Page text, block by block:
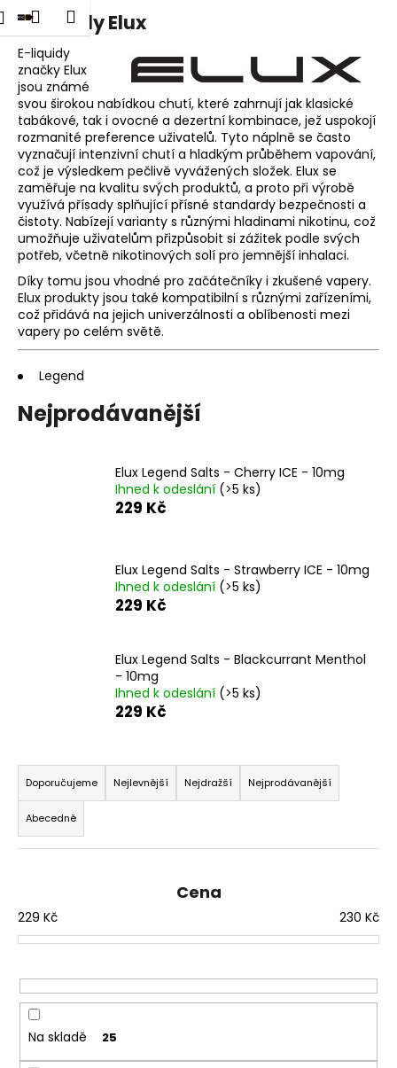
Přejít
na
obsah
Přihlášení
Nákupní
košík
Menu
E-liquidy Elux
E-liquidy
značky Elux
jsou známé
svou širokou nabídkou chutí, které zahrnují jak klasické
tabákové, tak i ovocné a dezertní kombinace, jež uspokojí
rozmanité preference uživatelů. Tyto náplně se často
vyznačují intenzivní chutí a hladkým průběhem vapování,
což je výsledkem pečlivě vyvážených složek. Elux se
zaměřuje na kvalitu svých produktů, a proto při výrobě
využívá přísady splňující přísné standardy bezpečnosti a
čistoty. Nabízejí varianty s různými hladinami nikotinu, což
umožňuje uživatelům přizpůsobit si zážitek podle svých
potřeb, včetně nikotinových solí pro jemnější inhalaci.
Díky tomu jsou vhodné pro začátečníky i zkušené vapery.
Elux produkty jsou také kompatibilní s různými zařízeními,
což přidává na jejich univerzálnosti a oblíbenosti mezi
vapery po celém světě.
Legend
Nejprodávanější
Elux Legend Salts - Cherry ICE - 10mg
Ihned k odeslání (>5 ks)
229 Kč
Elux Legend Salts - Strawberry ICE - 10mg
Ihned k odeslání (>5 ks)
229 Kč
Elux Legend Salts - Blackcurrant Menthol
- 10mg
Ihned k odeslání (>5 ks)
229 Kč
Ř
a
z
e
n
r
o
u
k
Doporučujeme Nejlevnější Nejdražší Nejprodávanější
Abecedně
Cena
229 Kč 230 Kč
Na skladě 25
K
o Zpět
Zpět
C
o
p
o
t
ř
e
b
u
j
e
t
e
a
HLEDAT
u
č
u
j
e
DEKANG
SHIP
10ML
18MG
169
Kč
Původně: